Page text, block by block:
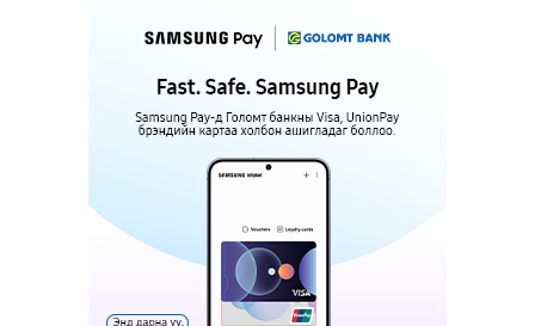
дарга Б.Пүрэвдагвыг өөрийн биеэр онцгойлон
анхаарахыг үүрэг болголоо
Бүх шатанд хэмнэлтийн горимд шилжиж, найр
наадам, зөвлөгөөн, гадаад томилолтыг
Шатахуун, түлш, газрын тосны бүх
бүтээгдэхүүнийг гаалийн татвараас чөлөөллөө
12 цагийн өмнө 4